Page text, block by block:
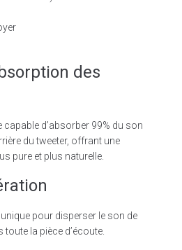
des
d’absorber 99% du son
du tweeter, offrant une
pure et plus naturelle.
pour disperser le son de
la pièce d’écoute.